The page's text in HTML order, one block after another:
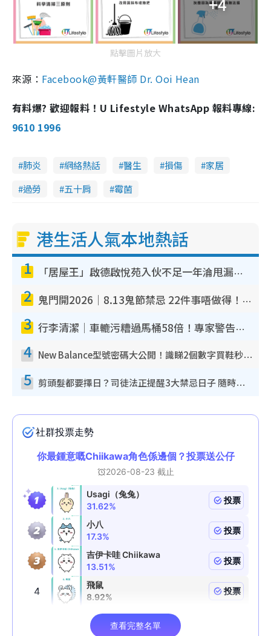
點擊圖片放大
來源： Facebook@黃軒醫師 Dr. Ooi Hean
有料爆? 歡迎報料！U Lifestyle WhatsApp 報料專線:
9610 1996
肺炎 網絡熱話 醫生 損傷
家居
過勞
五十肩 霉菌
港生活人氣本地熱話
1 「居屋王」啟德啟悅苑入伙不足一年淪甩漏之王！插頭噴火花致大停電 多戶業主全屋家電報銷
2 鬼門開2026｜8.13鬼節禁忌 22件事唔做得！燒肉、刺身要少食？半夜勿吹口哨/打呢個電話
3 行李清潔｜車轆污糟過馬桶58倍！專家警告忌用酒精抹 教1招免污手除菌
4 New Balance型號密碼大公開！識睇2個數字買鞋秒知功能免中伏 附5大熱門鞋款
5 剪頭髮都要擇日？司徒法正提醒3大禁忌日子 隨時剪走財運！呢日剪髮恐「剪壽命」？